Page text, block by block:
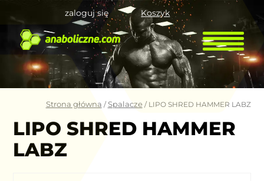
Koszyk
zaloguj się
Strona główna /Spalacze/ LIPO SHRED HAMMER LABZ
LIPO SHRED HAMMER
LABZ